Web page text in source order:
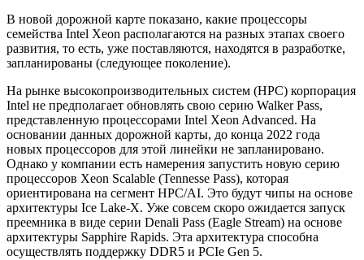
В новой дорожной карте показано, какие процессоры
семейства Intel Xeon располагаются на разных этапах своего
развития, то есть, уже поставляются, находятся в разработке,
запланированы (следующее поколение).
На рынке высокопроизводительных систем (HPC) корпорация
Intel не предполагает обновлять свою серию Walker Pass,
представленную процессорами Intel Xeon Advanced. На
основании данных дорожной карты, до конца 2022 года
новых процессоров для этой линейки не запланировано.
Однако у компании есть намерения запустить новую серию
процессоров Xeon Scalable (Tennesse Pass), которая
ориентирована на сегмент HPC/AI. Это будут чипы на основе
архитектуры Ice Lake-X. Уже совсем скоро ожидается запуск
преемника в виде серии Denali Pass (Eagle Stream) на основе
архитектуры Sapphire Rapids. Эта архитектура способна
осуществлять поддержку DDR5 и PCIe Gen 5.